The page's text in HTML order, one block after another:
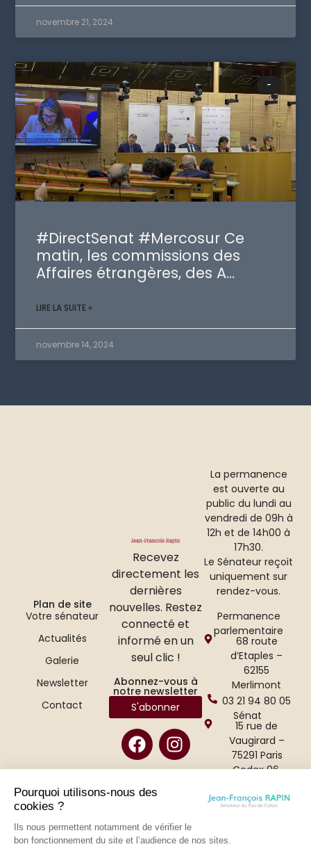
Pourquoi utilisons-nous des
cookies ?
Ils nous permettent notamment de vérifier le
bon fonctionnement du site et l’audience de nos sites.
novembre 21, 2024
-
#DirectSenat #Mercosur Ce
matin, les commissions des
Affaires étrangères, des A…
LIRE LA SUITE »
novembre 14, 2024
Recevez
directement les
dernières
nouvelles. Restez
connecté et
informé en un
seul clic !
Abonnez-vous à
notre newsletter
S'abonner
La permanence
est ouverte au
public du lundi au
vendredi de 09h à
12h et de 14h00 à
17h30.
Le Sénateur reçoit
uniquement sur
rendez-vous.
Permanence
parlementaire
68 route
d’Etaples –
62155
Merlimont
03 21 94 80 05
Sénat
15 rue de
Vaugirard –
75291 Paris
Cedex 06.
Plan de site
Votre sénateur
Actualités
Galerie
Newsletter
Contact